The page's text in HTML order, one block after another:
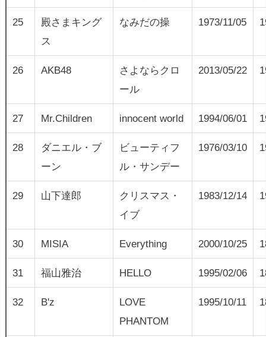
25
殿さまキング
ス
なみだの操 1973/11/05
26 AKB48
さよならクロ
ール
2013/05/22
27 Mr.Children innocent world 1994/06/01
28
ダニエル・ブ
ーン
ビューティフ
ル・サンデー
1976/03/10
29 山下達郎
クリスマス・
イブ
1983/12/14
30 MISIA Everything 2000/10/25
31 福山雅治 HELLO 1995/02/06
32 B'z
LOVE
PHANTOM
1995/10/11